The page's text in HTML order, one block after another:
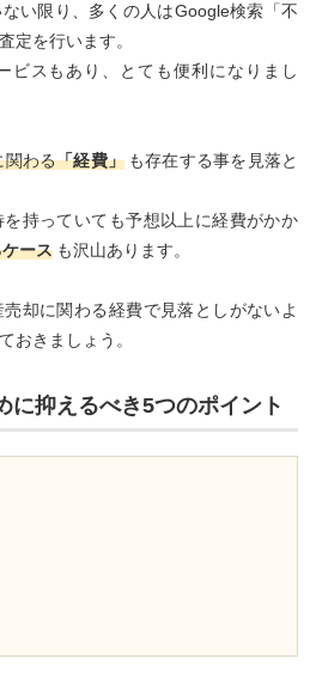
い限り、多くの人はGoogle検索「不
定を行います。
ビスもあり、とても便利になりまし
関わる「経費」 も存在する事を見落と
持っていても予想以上に経費がかか
ース も沢山あります。
却に関わる経費で見落としがないよ
おきましょう。
に抑えるべき5つのポイント